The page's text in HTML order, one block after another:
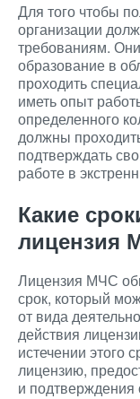
Для того чтобы
организации
требованиям.
образование в
проходить
иметь опыт
определенного
должны
подтверждать
работе в
Какие
лицензия
Лицензия МЧС
срок, который
от вида
действия
истечении этого
лицензию,
и